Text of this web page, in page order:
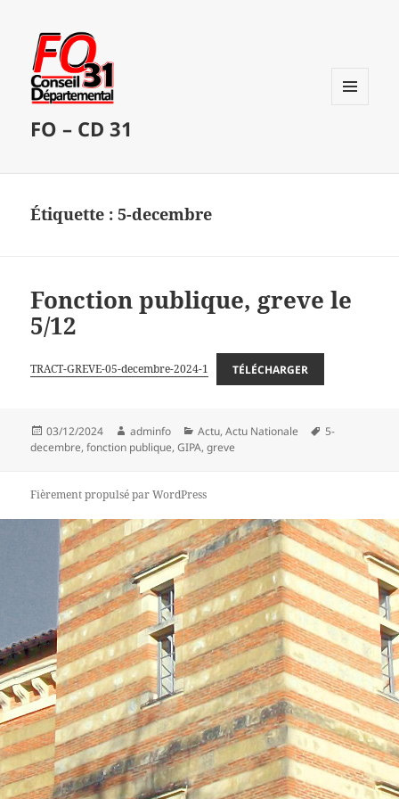
FO – CD 31
Étiquette :5-decembre
Fonction publique, greve le
5/12
TRACT-GREVE-05-decembre-2024-1 TÉLÉCHARGER
Publié
le
03/12/2024 Auteur
adminfo Catégories
Actu,Actu Nationale
Mots-
5-
decembre,fonction publique,GIPA,greve
Fièrement propulsé par WordPress